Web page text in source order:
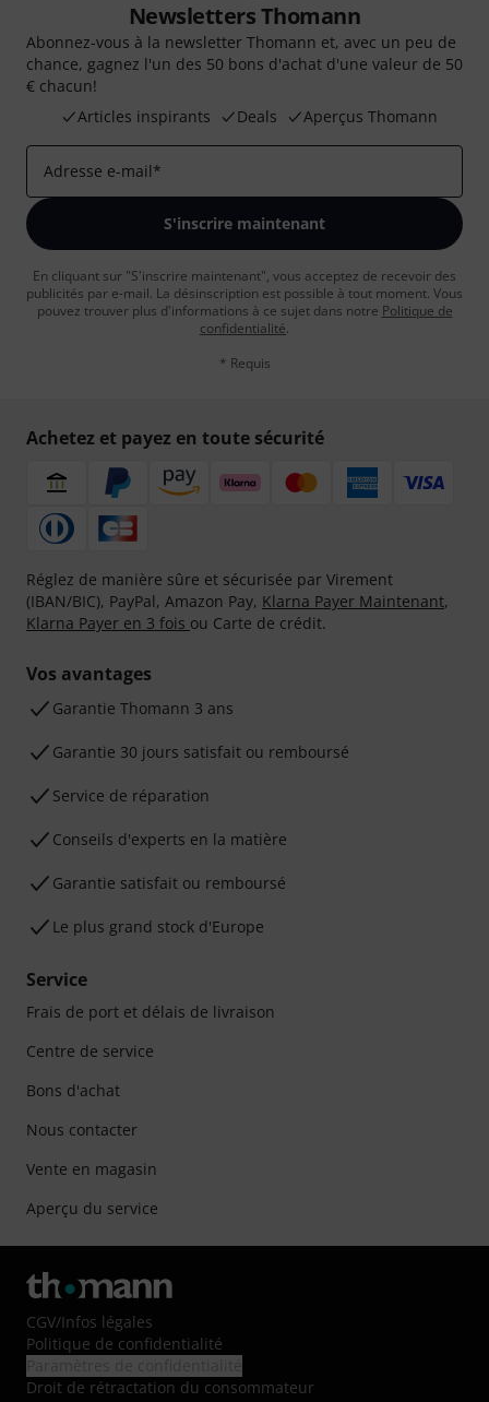
Newsletters Thomann
Abonnez-vous à la newsletter Thomann et, avec un peu de
chance, gagnez l'un des 50 bons d'achat d'une valeur de 50
€ chacun!
Articles inspirants
Deals Aperçus Thomann
Adresse e-mail*
S'inscrire maintenant
En cliquant sur "S'inscrire maintenant", vous acceptez de recevoir des
publicités par e-mail. La désinscription est possible à tout moment. Vous
pouvez trouver plus d'informations à ce sujet dans notre Politique de
confidentialité.
* Requis
Achetez et payez en toute sécurité
Réglez de manière sûre et sécurisée par Virement
(IBAN/BIC), PayPal, Amazon Pay, Klarna Payer Maintenant,
Klarna Payer en 3 fois ou Carte de crédit.
Vos avantages
Ga­ran­tie Thomann 3 ans
Garantie 30 jours satisfait ou remboursé
Service de réparation
Conseils d'experts en la matière
Garantie satisfait ou remboursé
Le plus grand stock d'Europe
Service
Frais de port et délais de livraison
Centre de service
Bons d'achat
Nous contacter
Vente en magasin
Aperçu du service
CGV/Infos légales
Politique de confidentialité
Droit de rétractation du consommateur